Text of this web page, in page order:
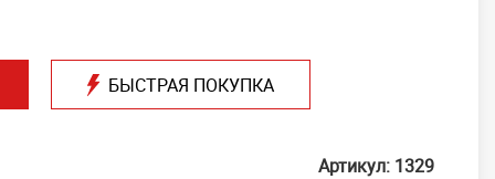
БЫСТРАЯ ПОКУПКА
Артикул: 1329